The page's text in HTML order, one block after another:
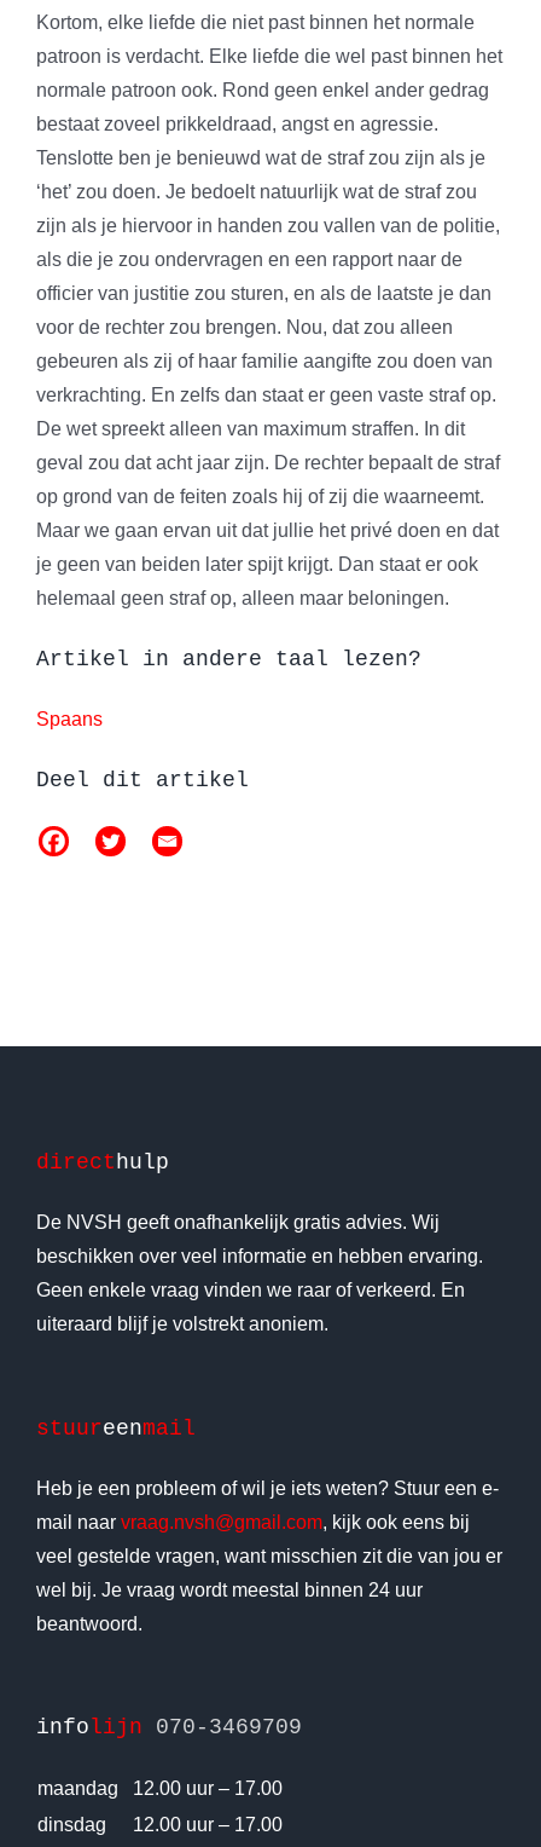
Kortom, elke liefde die niet past binnen het normale
patroon is verdacht. Elke liefde die wel past binnen het
normale patroon ook. Rond geen enkel ander gedrag
bestaat zoveel prikkeldraad, angst en agressie.
Tenslotte ben je benieuwd wat de straf zou zijn als je
‘het’ zou doen. Je bedoelt natuurlijk wat de straf zou
zijn als je hiervoor in handen zou vallen van de politie,
als die je zou ondervragen en een rapport naar de
officier van justitie zou sturen, en als de laatste je dan
voor de rechter zou brengen. Nou, dat zou alleen
gebeuren als zij of haar familie aangifte zou doen van
verkrachting. En zelfs dan staat er geen vaste straf op.
De wet spreekt alleen van maximum straffen. In dit
geval zou dat acht jaar zijn. De rechter bepaalt de straf
op grond van de feiten zoals hij of zij die waarneemt.
Maar we gaan ervan uit dat jullie het privé doen en dat
je geen van beiden later spijt krijgt. Dan staat er ook
helemaal geen straf op, alleen maar beloningen.
Artikel in andere taal lezen?
Spaans
Deel dit artikel
direct hulp
De NVSH geeft onafhankelijk gratis advies. Wij
beschikken over veel informatie en hebben ervaring.
Geen enkele vraag vinden we raar of verkeerd. En
uiteraard blijf je volstrekt anoniem.
stuureenmail
Heb je een probleem of wil je iets weten? Stuur een e-
mail naar vraag.nvsh@gmail.com, kijk ook eens bij
veel gestelde vragen, want misschien zit die van jou er
wel bij. Je vraag wordt meestal binnen 24 uur
beantwoord.
infolijn 070-3469709
maandag
12.00 uur – 17.00
dinsdag
12.00 uur – 17.00